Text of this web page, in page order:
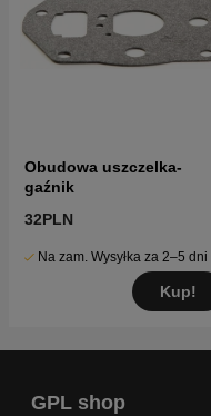
Obudowa uszczelka-
gaźnik
32PLN
Na zam. Wysyłka za 2–5 dni
Kup!
GPL shop